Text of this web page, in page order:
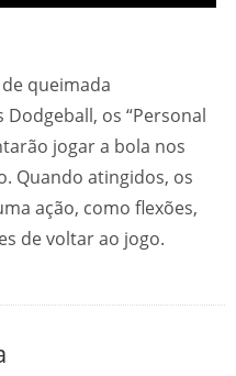
queimada
Dodgeball, os “Personal
jogar a bola nos
Quando atingidos, os
ação, como flexões,
de voltar ao jogo.